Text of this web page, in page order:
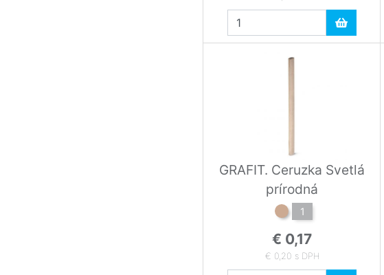
GRAFIT. Ceruzka Svetlá
prírodná
1
€ 0,17
€ 0,20 s DPH